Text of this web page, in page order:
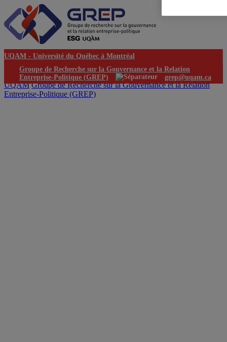
UQAM - Université du Québec à Montréal
Groupe de Recherche sur la Gouvernance et la Relation
Entreprise-Politique (GREP)
grep@uqam.ca
UQAM Groupe de Recherche sur la Gouvernance et la Relation
Entreprise-Politique (GREP)